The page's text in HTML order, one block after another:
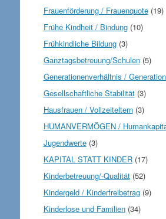
Frauenförderung / Frauenquote(19)
Frühe Kindheit / Bindung(10)
Frühkindliche Bildung(3)
Ganztagsbetreuung/Schulen(5)
Generationenverhältnis /
Gesellschaftliche Stabilität(3)
Hausfrauen / Vollzeiteltern(3)
HUMANVERMÖGEN /
Jugendwerte(3)
KAPITAL STATT KINDER(17)
Kinderbetreuung/-Qualität(52)
Kindergeld / Kinderfreibetrag(9)
Kinderlose und Familien(34)